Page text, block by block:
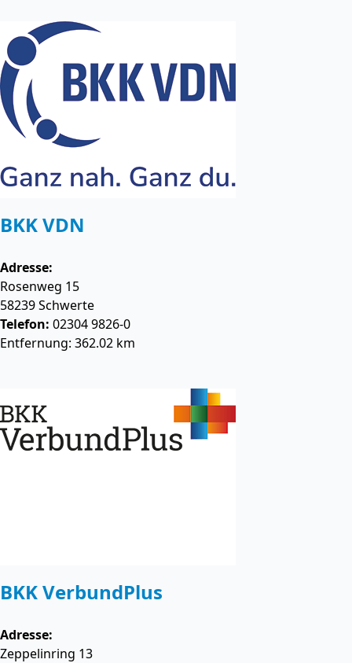
BKK VDN
Adresse:
Rosenweg 15
58239Schwerte
Telefon: 02304 9826-0
Entfernung: 362.02 km
BKK VerbundPlus
Adresse:
Zeppelinring 13